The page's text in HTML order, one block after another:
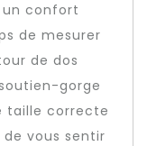
confort
de mesurer
de dos
gorge
taille correcte
vous sentir